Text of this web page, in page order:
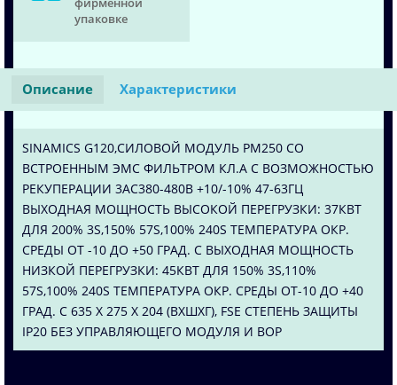
упаковке
Описание Характеристики
SINAMICS G120,СИЛОВОЙ МОДУЛЬ PM250 СО
ВСТРОЕННЫМ ЭМС ФИЛЬТРОМ КЛ.А С ВОЗМОЖНОСТЬЮ
РЕКУПЕРАЦИИ 3AC380-480В +10/-10% 47-63ГЦ
ВЫХОДНАЯ МОЩНОСТЬ ВЫСОКОЙ ПЕРЕГРУЗКИ: 37КВТ
ДЛЯ 200% 3S,150% 57S,100% 240S ТЕМПЕРАТУРА ОКР.
СРЕДЫ ОТ -10 ДО +50 ГРАД. C ВЫХОДНАЯ МОЩНОСТЬ
НИЗКОЙ ПЕРЕГРУЗКИ: 45КВТ ДЛЯ 150% 3S,110%
57S,100% 240S ТЕМПЕРАТУРА ОКР. СРЕДЫ ОТ-10 ДО +40
ГРАД. C 635 X 275 X 204 (ВXШXГ), FSE СТЕПЕНЬ ЗАЩИТЫ
IP20 БЕЗ УПРАВЛЯЮЩЕГО МОДУЛЯ И BOP